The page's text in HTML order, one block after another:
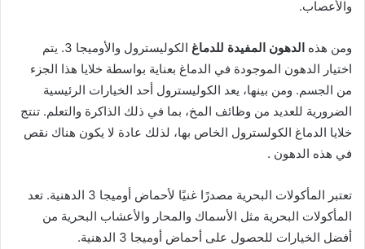
والأعصاب.
ومن هذه الدهون المفيدة للدماغ
الكوليسترول والأوميجا 3. يتم
اختيار الدهون الموجودة في الدماغ بعناية بواسطة خلايا هذا الجزء
من الجسم. ومن بينها، يعد الكوليسترول أحد الخيارات الرئيسية
الضرورية للعديد من وظائف المخ، بما في ذلك الذاكرة والتعلم. تنتج
خلايا الدماغ الكولسترول الخاص بها، لذلك عادة لا يكون هناك نقص
في هذه الدهون .
تعتبر المأكولات البحرية مصدرًا غنيًا لأحماض أوميجا 3 الدهنية. تعد
المأكولات البحرية مثل الأسماك والمحار والأعشاب البحرية من
أفضل الخيارات للحصول على أحماض أوميجا 3 الدهنية.